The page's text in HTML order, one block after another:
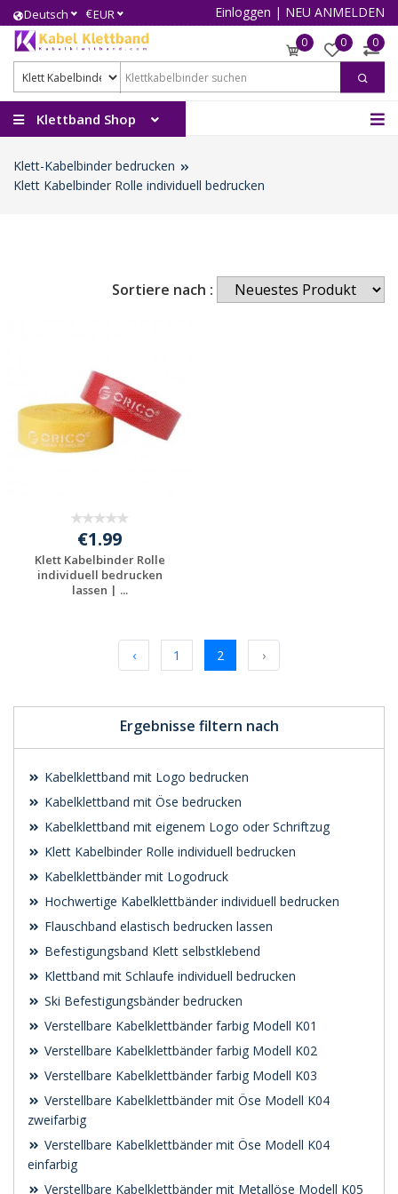
Deutsch €EUR Einloggen | NEU ANMELDEN
0 0 0
Klettband Shop
Klett-Kabelbinder bedrucken
Klett Kabelbinder Rolle individuell bedrucken
Ergebnisse filtern nach
Kabelklettband mit Logo bedrucken
Kabelklettband mit Öse bedrucken
Kabelklettband mit eigenem Logo oder Schriftzug
Klett Kabelbinder Rolle individuell bedrucken
Kabelklettbänder mit Logodruck
Hochwertige Kabelklettbänder individuell bedrucken
Flauschband elastisch bedrucken lassen
Befestigungsband Klett selbstklebend
Klettband mit Schlaufe individuell bedrucken
Ski Befestigungsbänder bedrucken
Verstellbare Kabelklettbänder farbig Modell K01
Verstellbare Kabelklettbänder farbig Modell K02
Verstellbare Kabelklettbänder farbig Modell K03
Verstellbare Kabelklettbänder mit Öse Modell K04
zweifarbig
Verstellbare Kabelklettbänder mit Öse Modell K04
einfarbig
Verstellbare Kabelklettbänder mit Metallöse Modell K05
Sortiere nach :
€1.99
Klett Kabelbinder Rolle
individuell bedrucken
lassen | ...
‹
1 2 ›